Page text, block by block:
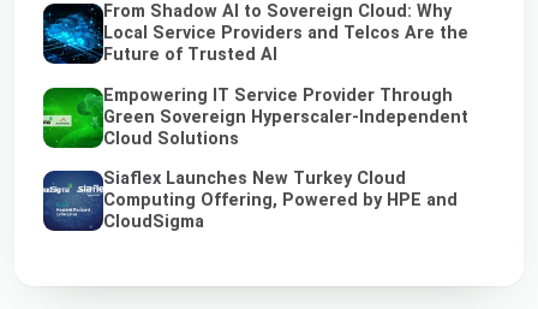
From Shadow AI to Sovereign Cloud: Why
Local Service Providers and Telcos Are the
Future of Trusted AI
Empowering IT Service Provider Through
Green Sovereign Hyperscaler-Independent
Cloud Solutions
Siaflex Launches New Turkey Cloud
Computing Offering, Powered by HPE and
CloudSigma